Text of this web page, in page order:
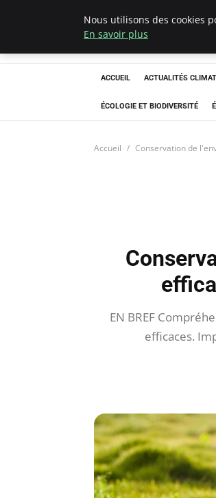
ACCUEIL ACTUALITÉS
ÉCOLOGIE ET BIODIVERSITÉ
Accueil Conservation de
EN BREF
efficaces.
Nous utilisons des cookies
En savoir plus